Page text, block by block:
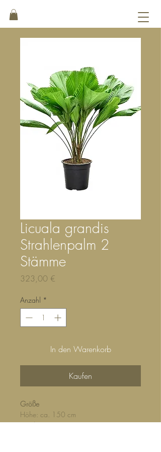
Licuala grandis
Strahlenpalm 2
Stämme
323,00 €
Anzahl *
In den Warenkorb
Kaufen
Größe
Höhe: ca. 150 cm
Durchmesser: ca. 90 cm